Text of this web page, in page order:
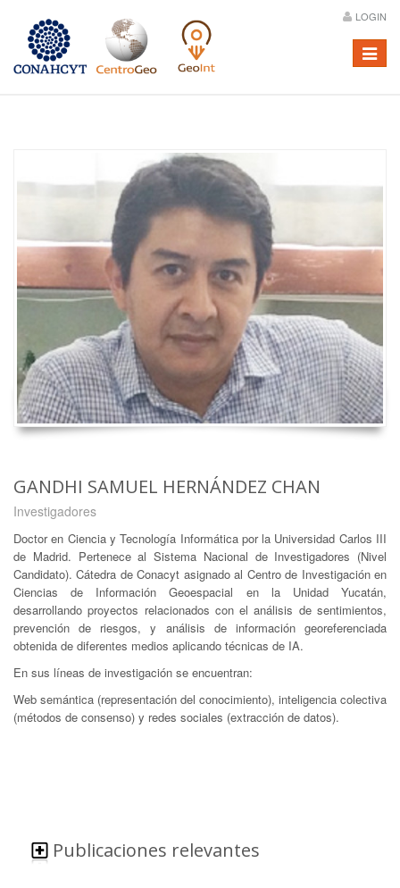
LOGIN
Menú
GANDHI SAMUEL HERNÁNDEZ CHAN
Investigadores
Doctor en Ciencia y Tecnología Informática por la Universidad Carlos III
de Madrid. Pertenece al Sistema Nacional de Investigadores (Nivel
Candidato). Cátedra de Conacyt asignado al Centro de Investigación en
Ciencias de Información Geoespacial en la Unidad Yucatán,
desarrollando proyectos relacionados con el análisis de sentimientos,
prevención de riesgos, y análisis de información georeferenciada
obtenida de diferentes medios aplicando técnicas de IA.
En sus líneas de investigación se encuentran:
Web semántica (representación del conocimiento), inteligencia colectiva
(métodos de consenso) y redes sociales (extracción de datos).
Publicaciones relevantes